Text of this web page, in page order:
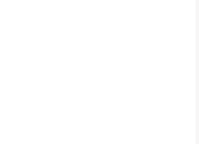
搬運上樓等因
將由買方自
天到貨前皆